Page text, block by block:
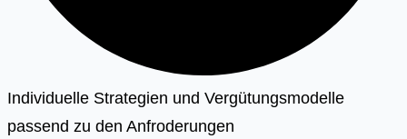
Individuelle Strategien und Vergütungsmodelle
passend zu den Anfroderungen